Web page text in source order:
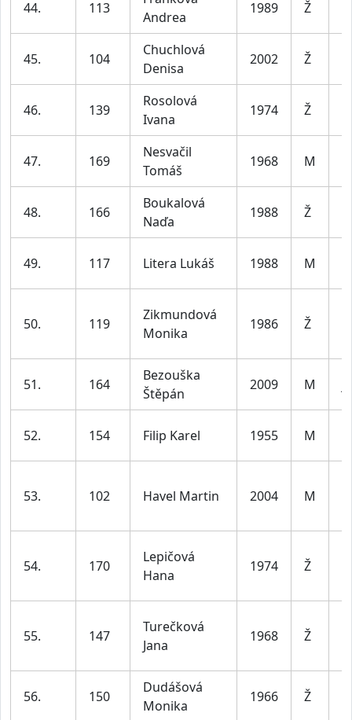
44. 113
Andrea
1989 Ž
45. 104
Chuchlová
Denisa
2002 Ž
46. 139
Rosolová
Ivana
1974 Ž
47. 169
Nesvačil
Tomáš
1968 M
48. 166
Boukalová
Naďa
1988 Ž
49. 117 Litera Lukáš 1988 M
50. 119
Zikmundová
Monika
1986 Ž
51. 164
Bezouška
Štěpán
2009 M
52. 154 Filip Karel 1955 M
53. 102 Havel Martin 2004 M
54. 170
Lepičová
Hana
1974 Ž
55. 147
Turečková
Jana
1968 Ž
56. 150
Dudášová
Monika
1966 Ž